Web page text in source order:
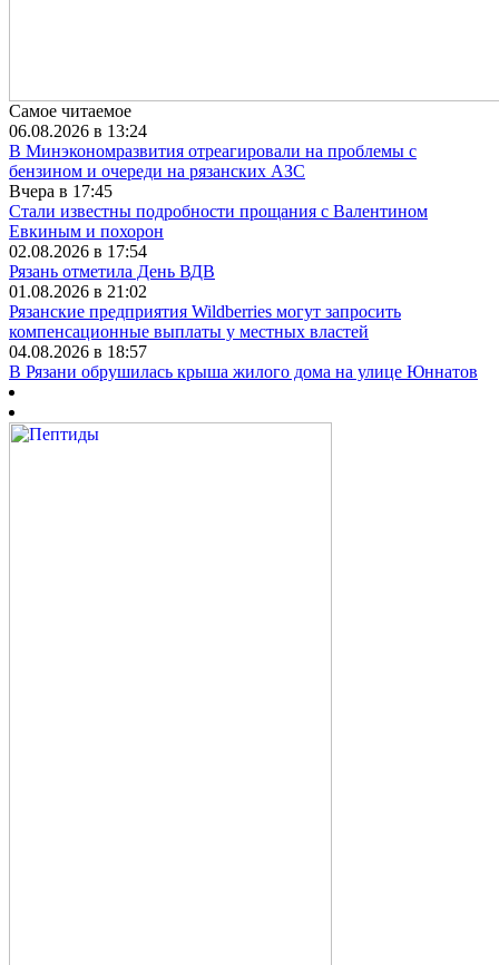
Самое читаемое
06.08.2026 в 13:24
В Минэкономразвития отреагировали на проблемы с
бензином и очереди на рязанских АЗС
Вчера в 17:45
Стали известны подробности прощания с Валентином
Евкиным и похорон
02.08.2026 в 17:54
Рязань отметила День ВДВ
01.08.2026 в 21:02
Рязанские предприятия Wildberries могут запросить
компенсационные выплаты у местных властей
04.08.2026 в 18:57
В Рязани обрушилась крыша жилого дома на улице Юннатов